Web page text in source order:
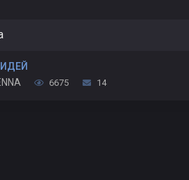
6675 14